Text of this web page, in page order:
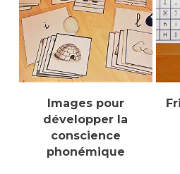
Sélectionner Des
Options
Images pour
développer la
conscience
phonémique